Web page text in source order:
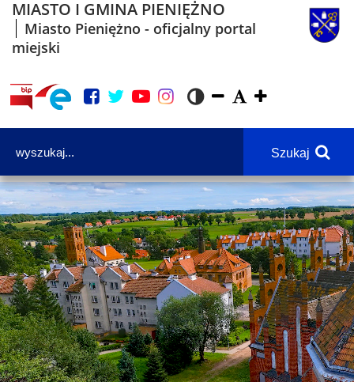
MIASTO I GMINA PIENIĘŻNO
Miasto Pieniężno - oficjalny portal
miejski
Szukaj